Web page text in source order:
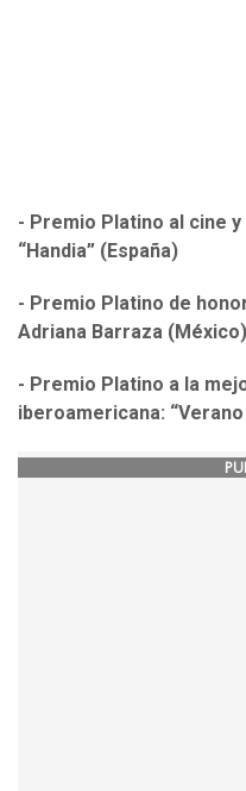
- Premio Platino al cine
“Handia” (España)
- Premio Platino de
Adriana Barraza (México)
- Premio Platino a la
iberoamericana: “Verano